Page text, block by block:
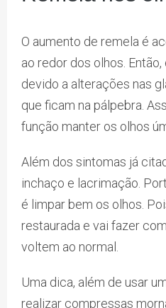
O aumento de remela é
ao redor dos olhos.
devido a alterações nas
que ficam na pálpebra.
função manter os olhos
Além dos sintomas já
inchaço e lacrimação.
é limpar bem os olhos.
restaurada e vai fazer
voltem ao normal.
Uma dica, além de usar
realizar compressas